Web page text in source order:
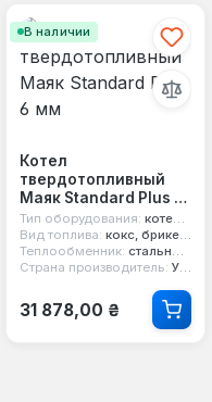
В наличии
Котел
твердотопливный
Маяк Standard Plus 6
мм
Тип оборудования: котел твердотопливный
Вид топлива: кокс, брикеты, дерево, уголь
Теплообменник: стальной 6 мм
Страна производитель: Украина
Обычная цена:
31 878,00 ₴